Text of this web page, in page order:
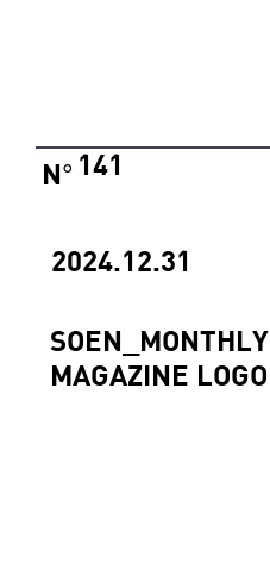
2024.12.31
SOEN_MONTHLY
MAGAZINE LOGO
141
N°